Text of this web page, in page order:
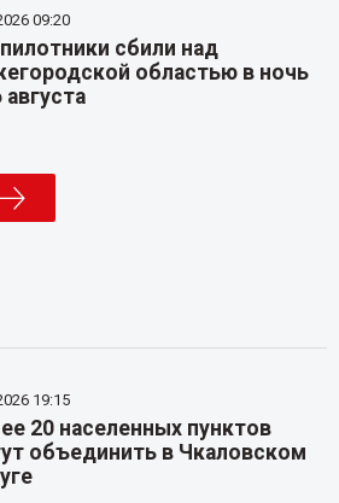
09:20
сбили над
областью в ночь
августа
19:15
20 населенных пунктов
объединить в Чкаловском